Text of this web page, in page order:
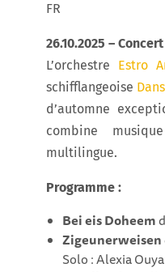
FR
26.10.2025 –
L’orchestre Estro
schifflangeoise
d’automne
combine
multilingue.
Programme :
Bei eis Doheem
Zigeunerweisen
Solo : Alexia